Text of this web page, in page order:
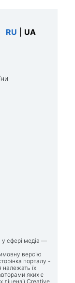
RU UA
у сфері медіа —
версію
порталу -
належать їх
яких є
Creative